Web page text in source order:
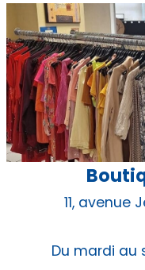
11, avenue
Du mardi au